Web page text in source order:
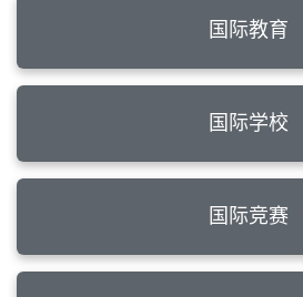
国际教育
国际学校
国际竞赛